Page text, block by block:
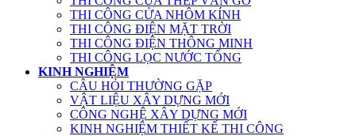
THI CÔNG CỬA NHÔM KÍNH
THI CÔNG ĐIỆN MẶT TRỜI
THI CÔNG ĐIỆN THÔNG MINH
THI CÔNG LỌC NƯỚC TỔNG
KINH NGHIỆM
CÂU HỎI THƯỜNG GẶP
VẬT LIỆU XÂY DỰNG MỚI
CÔNG NGHỆ XÂY DỰNG MỚI
KINH NGHIỆM THIẾT KẾ THI CÔNG